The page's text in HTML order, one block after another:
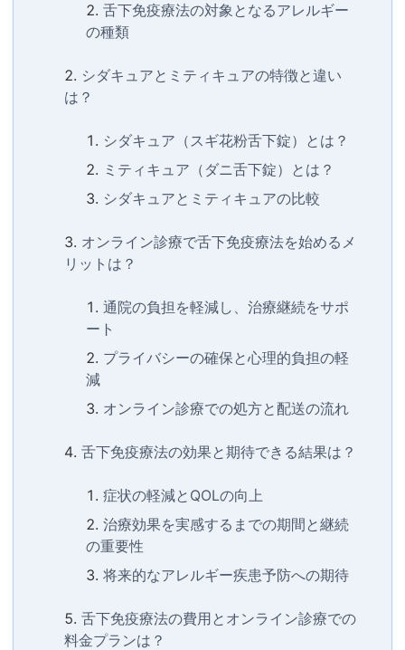
舌下免疫療法の対象となるアレルギー
の種類
シダキュアとミティキュアの特徴と違い
は？
シダキュア（スギ花粉舌下錠）とは？
ミティキュア（ダニ舌下錠）とは？
シダキュアとミティキュアの比較
オンライン診療で舌下免疫療法を始めるメ
リットは？
通院の負担を軽減し、治療継続をサポ
ート
プライバシーの確保と心理的負担の軽
減
オンライン診療での処方と配送の流れ
舌下免疫療法の効果と期待できる結果は？
症状の軽減とQOLの向上
治療効果を実感するまでの期間と継続
の重要性
将来的なアレルギー疾患予防への期待
舌下免疫療法の費用とオンライン診療での
料金プランは？